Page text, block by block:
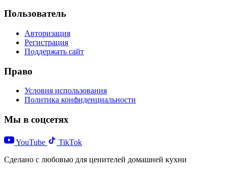
Пользователь
Авторизация
Регистрация
Поддержать сайт
Право
Условия использования
Политика конфиденциальности
Мы в соцсетях
YouTube
TikTok
Сделано с любовью для ценителей домашней кухни